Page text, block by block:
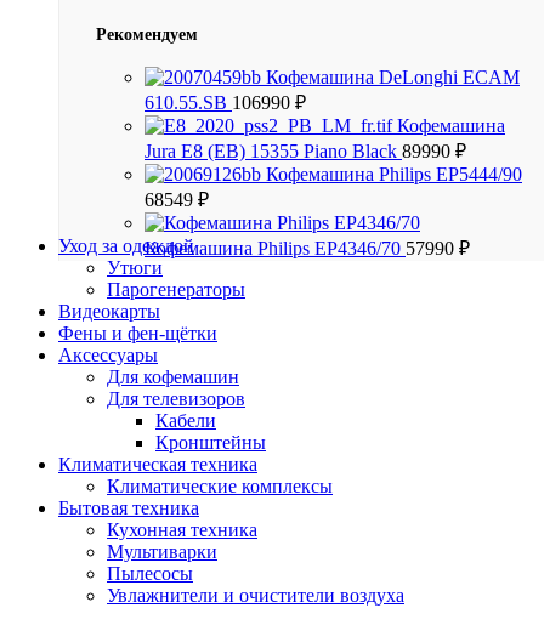
Рекомендуем
Кофемашина DeLonghi ECAM
610.55.SB 106990 ₽
Кофемашина
Jura E8 (EB) 15355 Piano Black 89990 ₽
Кофемашина Philips EP5444/90
68549 ₽
Кофемашина Philips EP4346/70 57990 ₽
Уход за одеждой
Утюги
Парогенераторы
Видеокарты
Фены и фен-щётки
Аксессуары
Для кофемашин
Для телевизоров
Кабели
Кронштейны
Климатическая техника
Климатические комплексы
Бытовая техника
Кухонная техника
Мультиварки
Пылесосы
Увлажнители и очистители воздуха